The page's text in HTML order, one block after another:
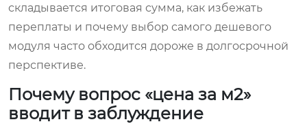
складывается итоговая сумма, как избежать
переплаты и почему выбор самого дешевого
модуля часто обходится дороже в долгосрочной
перспективе.
Почему вопрос «цена за м2»
вводит в заблуждение